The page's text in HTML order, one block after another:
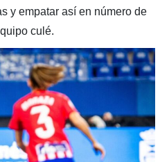
y empatar así en número de
culé.